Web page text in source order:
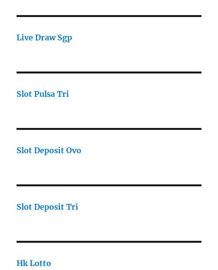
Live Draw Sgp
Slot Pulsa Tri
Slot Deposit Ovo
Slot Deposit Tri
Hk Lotto